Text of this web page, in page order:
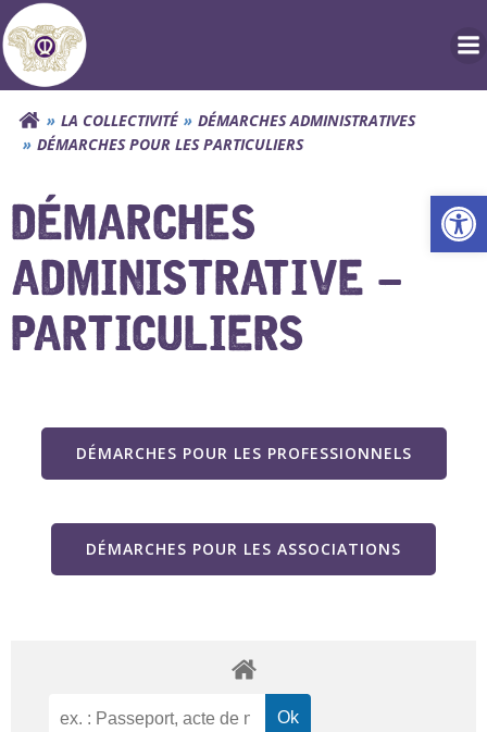
Aller
au
contenu
LA COLLECTIVITÉ
DÉMARCHES ADMINISTRATIVES
DÉMARCHES POUR LES PARTICULIERS
DÉMARCHES
ADMINISTRATIVE –
PARTICULIERS
DÉMARCHES POUR LES PROFESSIONNELS
DÉMARCHES POUR LES ASSOCIATIONS